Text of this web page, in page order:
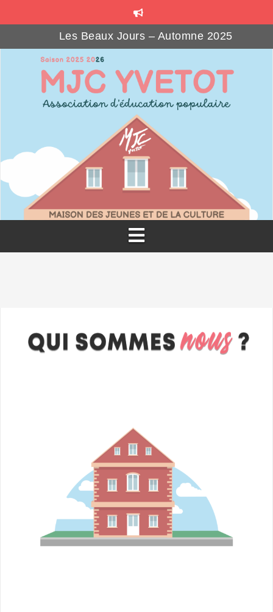
Les Beaux Jours – Automne 2025
MJ’SOCIAL CLUB : le bar associatif
Formations gratuites pour les bénévoles
Téléthon Party à la MJC
Vacasport – Automne 2025